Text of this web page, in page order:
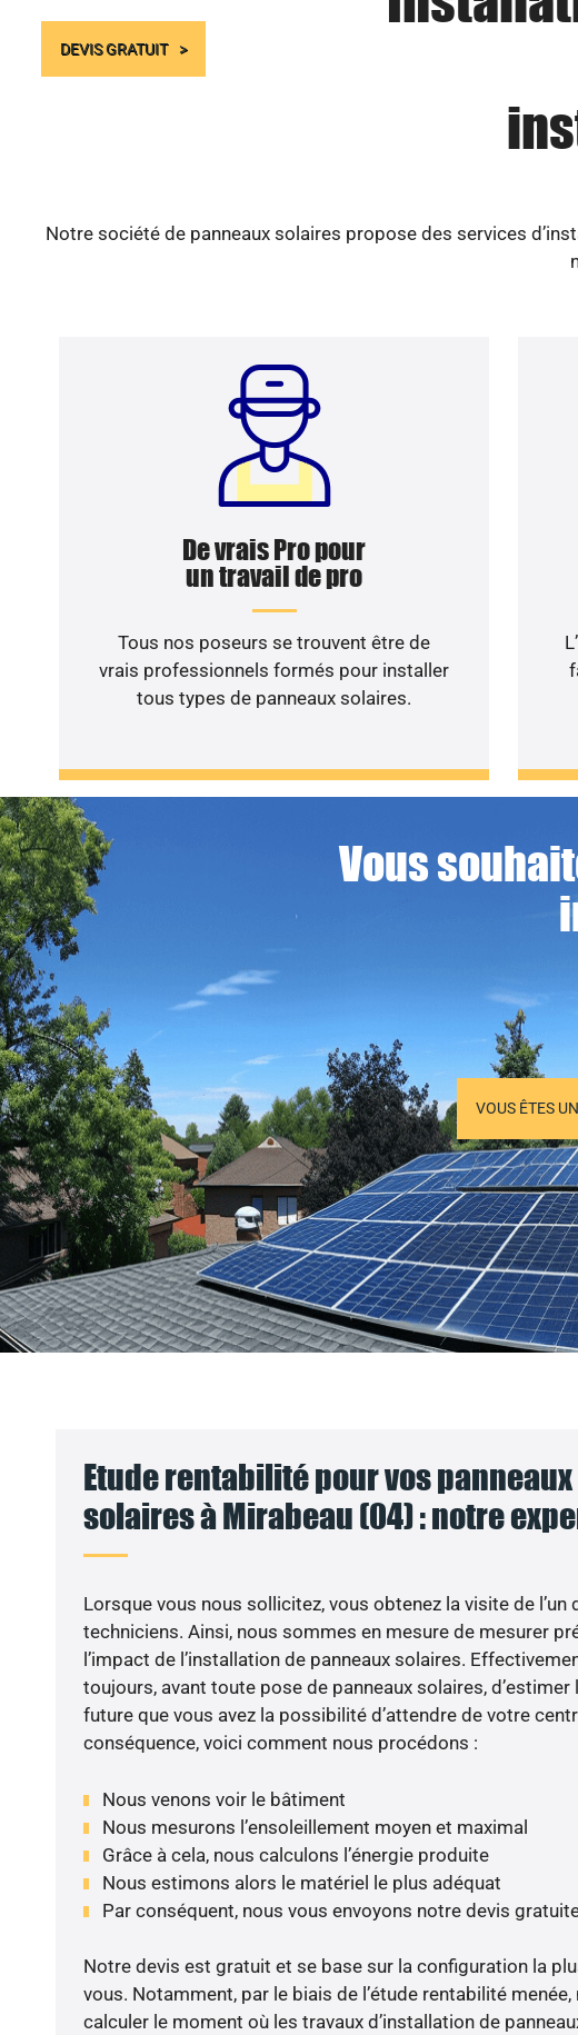
DEVIS GRATUIT
Notre société de panneaux solaires propose des services
De vrais Pro pour
un travail de pro
Tous nos poseurs se trouvent être de
vrais professionnels formés pour installer
tous types de panneaux solaires.
Vous
VOUS ÊTES
Etude rentabilité pour vos panneaux
solaires à Mirabeau (04) : notre
Lorsque vous nous sollicitez, vous obtenez la visite de l’un
techniciens. Ainsi, nous sommes en mesure de mesurer
l’impact de l’installation de panneaux solaires.
toujours, avant toute pose de panneaux solaires,
future que vous avez la possibilité d’attendre de votre
conséquence, voici comment nous procédons :
Nous venons voir le bâtiment
Nous mesurons l’ensoleillement moyen et maximal
Grâce à cela, nous calculons l’énergie produite
Nous estimons alors le matériel le plus adéquat
Par conséquent, nous vous envoyons notre devis
Notre devis est gratuit et se base sur la configuration la
vous. Notamment, par le biais de l’étude rentabilité
calculer le moment où les travaux d’installation de